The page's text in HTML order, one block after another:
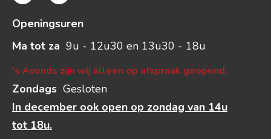
Openingsuren
Ma tot za 9u - 12u30 en 13u30 - 18u
's Avonds zijn wij alleen op afspraak geopend.
Zondags Gesloten
In december ook open op zondag van 14u
tot 18u.